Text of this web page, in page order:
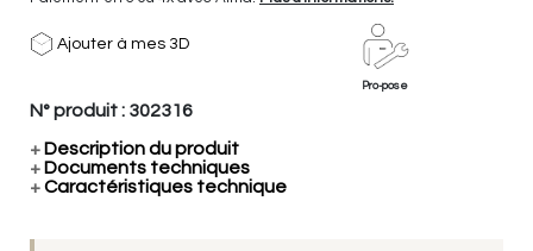
Ajouter à mes 3D
Pro-pose
N° produit : 302316
+ Description du produit
+ Documents techniques
+Caractéristiques technique